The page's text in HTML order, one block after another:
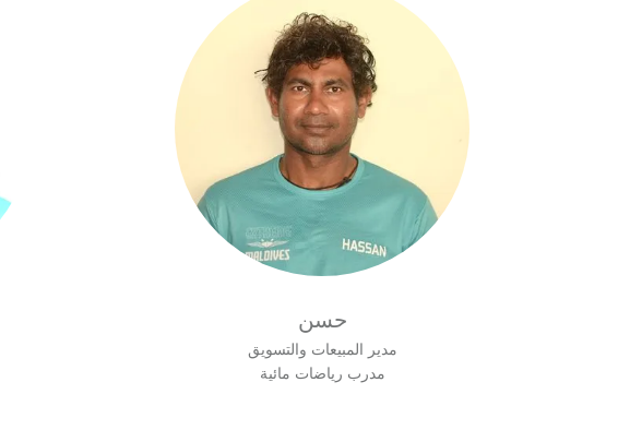
حسن
مدير المبيعات والتسويق
مدرب رياضات مائية